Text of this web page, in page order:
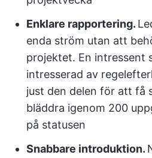
Enklare rapportering.
enda ström utan att
projektet. En intressent
intresserad av
just den delen för att få
bläddra igenom 200
på statusen
Snabbare introduktion.